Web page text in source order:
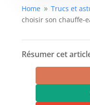
Home 9 Trucs et
choisir son chauffe-
Résumer cet